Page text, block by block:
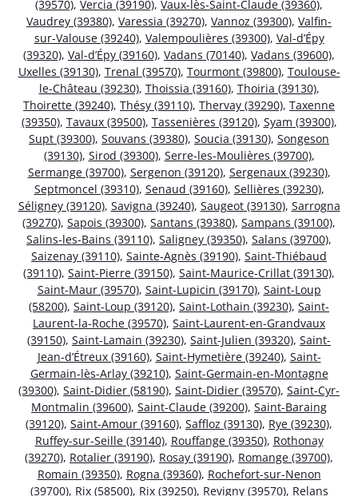
(39570), Vercia (39190), Vaux-lès-Saint-Claude (39360),
Vaudrey (39380), Varessia (39270), Vannoz (39300), Valfin-
sur-Valouse (39240), Valempoulières (39300), Val-d’Épy
(39320), Val-d’Épy (39160), Vadans (70140), Vadans (39600),
Uxelles (39130), Trenal (39570), Tourmont (39800), Toulouse-
le-Château (39230), Thoissia (39160), Thoiria (39130),
Thoirette (39240), Thésy (39110), Thervay (39290), Taxenne
(39350), Tavaux (39500), Tassenières (39120), Syam (39300),
Supt (39300), Souvans (39380), Soucia (39130), Songeson
(39130), Sirod (39300), Serre-les-Moulières (39700),
Sermange (39700), Sergenon (39120), Sergenaux (39230),
Septmoncel (39310), Senaud (39160), Sellières (39230),
Séligney (39120), Savigna (39240), Saugeot (39130), Sarrogna
(39270), Sapois (39300), Santans (39380), Sampans (39100),
Salins-les-Bains (39110), Saligney (39350), Salans (39700),
Saizenay (39110), Sainte-Agnès (39190), Saint-Thiébaud
(39110), Saint-Pierre (39150), Saint-Maurice-Crillat (39130),
Saint-Maur (39570), Saint-Lupicin (39170), Saint-Loup
(58200), Saint-Loup (39120), Saint-Lothain (39230), Saint-
Laurent-la-Roche (39570), Saint-Laurent-en-Grandvaux
(39150), Saint-Lamain (39230), Saint-Julien (39320), Saint-
Jean-d’Étreux (39160), Saint-Hymetière (39240), Saint-
Germain-lès-Arlay (39210), Saint-Germain-en-Montagne
(39300), Saint-Didier (58190), Saint-Didier (39570), Saint-Cyr-
Montmalin (39600), Saint-Claude (39200), Saint-Baraing
(39120), Saint-Amour (39160), Saffloz (39130), Rye (39230),
Ruffey-sur-Seille (39140), Rouffange (39350), Rothonay
(39270), Rotalier (39190), Rosay (39190), Romange (39700),
Romain (39350), Rogna (39360), Rochefort-sur-Nenon
(39700), Rix (58500), Rix (39250), Revigny (39570), Relans